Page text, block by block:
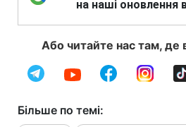
на наші оновлення
Або читайте нас там, де
Більше по темі: